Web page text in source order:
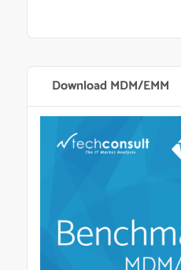
Download MDM/EMM